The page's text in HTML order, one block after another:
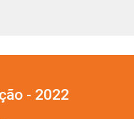
- 2022